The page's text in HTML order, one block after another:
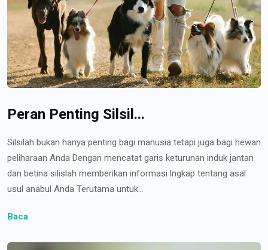
Peran Penting Silsil...
Silsilah bukan hanya penting bagi manusia tetapi juga bagi hewan
peliharaan Anda Dengan mencatat garis keturunan induk jantan
dan betina silislah memberikan informasi lngkap tentang asal
usul anabul Anda Terutama untuk...
Baca